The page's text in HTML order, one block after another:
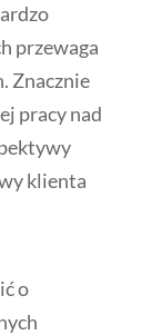
przewaga
Znacznie
pracy nad
klienta
o